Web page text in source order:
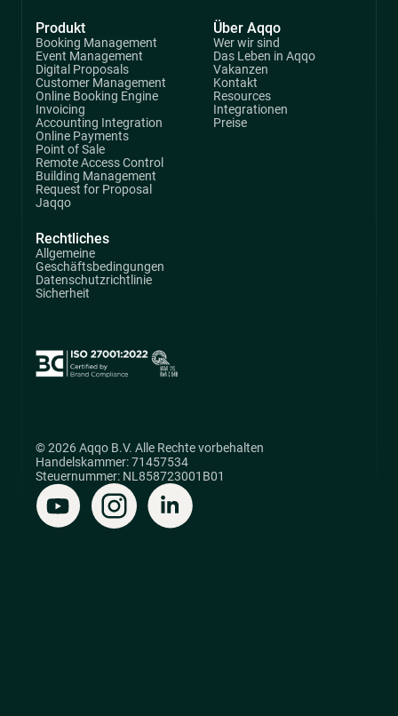
Produkt
Booking Management
Event Management
Digital Proposals
Customer Management
Online Booking Engine
Invoicing
Accounting Integration
Online Payments
Point of Sale
Remote Access Control
Building Management
Request for Proposal
Jaqqo
Über Aqqo
Wer wir sind
Das Leben in Aqqo
Vakanzen
Kontakt
Resources
Integrationen
Preise
Rechtliches
Allgemeine
Geschäftsbedingungen
Datenschutzrichtlinie
Sicherheit
© 2026 Aqqo B.V. Alle Rechte vorbehalten
Handelskammer: 71457534
Steuernummer: NL858723001B01